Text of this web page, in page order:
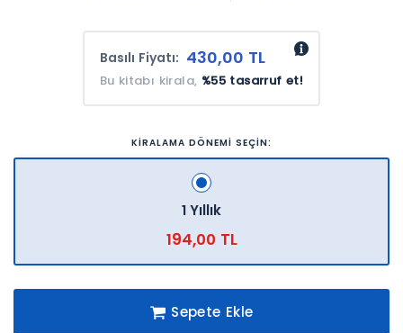
Basılı Fiyatı: 430,00 TL
Bu kitabı kirala, %55 tasarruf et!
KİRALAMA DÖNEMİ SEÇİN:
1 Yıllık
194,00 TL
Sepete Ekle